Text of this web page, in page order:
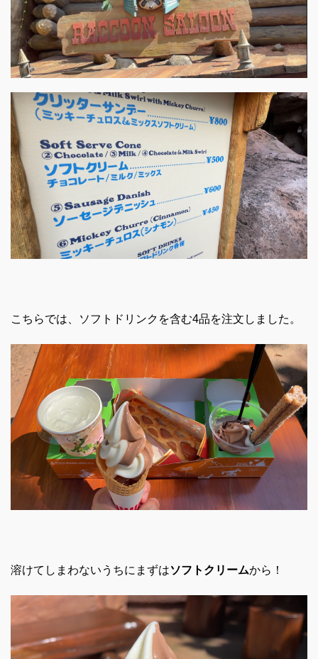
こちらでは、ソフトドリンクを含む4品を注文しました。
溶けてしまわないうちにまずはソフトクリームから！